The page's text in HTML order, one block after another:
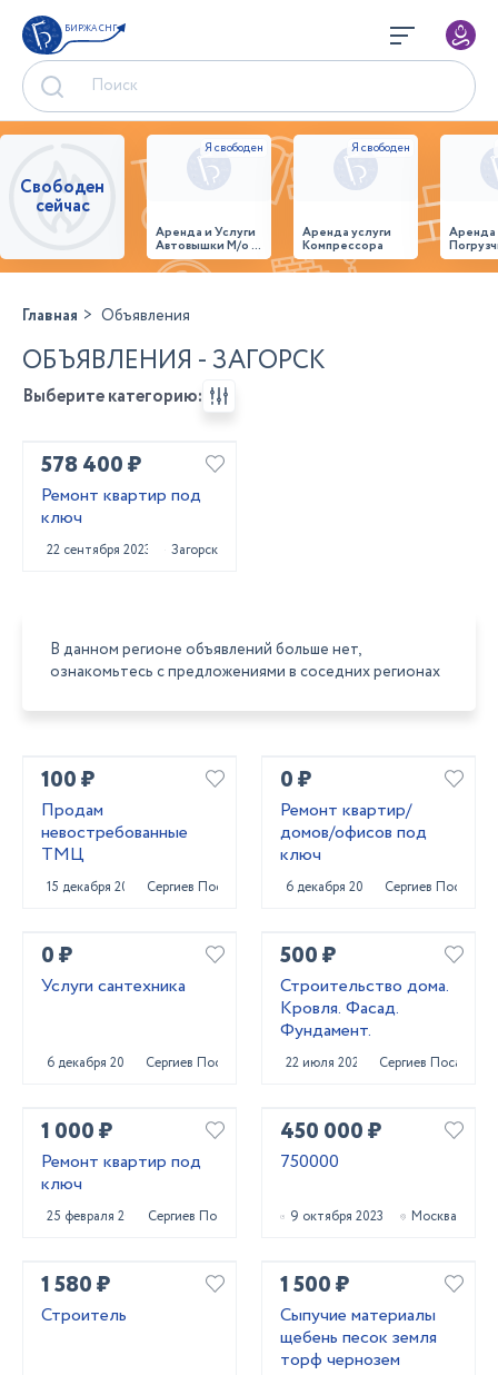
БИРЖА СНГ
Свободен
сейчас
Аренда и Услуги
Автовышки М/о г.
Домодедово
26,28,32 место
Аренда услуги
Компрессора
Главная Объявления
ОБЪЯВЛЕНИЯ - ЗАГОРСК
Выберите категорию:
578 400 ₽
Ремонт квартир под
ключ
22 сентября 2023 Загорск
В данном регионе объявлений больше нет,
ознакомьтесь с предложениями в соседних регионах
100 ₽
Продам
невостребованные
ТМЦ
15 декабря 2020 Сергиев Посад
0 ₽
Ремонт квартир/
домов/офисов под
ключ
6 декабря 2020 Сергиев Посад
0 ₽
Услуги сантехника
6 декабря 2020 Сергиев Посад
500 ₽
Строительство дома.
Кровля. Фасад.
Фундамент.
22 июля 2023 Сергиев Посад
1 000 ₽
Ремонт квартир под
ключ
25 февраля 2022 Сергиев Посад
450 000 ₽
750000
9 октября 2023 Москва
1 580 ₽
Строитель
1 500 ₽
Сыпучие материалы
щебень песок земля
торф чернозем